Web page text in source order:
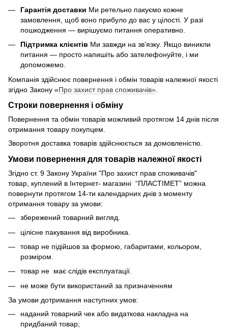
Гарантія доставки Ми ретельно пакуємо кожне
замовлення, щоб воно прибуло до вас у цілості. У разі
пошкодження — вирішуємо питання оперативно.
Підтримка клієнтів Ми завжди на зв’язку. Якщо виникли
питання — просто напишіть або зателефонуйте, і ми
допоможемо.
Компанія здійснює повернення і обмін товарів належної якості
згідно Закону «Про захист прав споживачів»
Строки повернення і обміну
Повернення та обмін товарів можливий протягом 14 днів після
отримання товару покупцем.
Зворотня доставка товарів здійснюється за домовленістю.
Умови повернення для товарів належної якості
Згідно ст. 9 Закону України "Про захист прав споживачів"
товар, куплений в Інтернет- магазині “ПЛАСТІМЕТ” можна
повернути протягом 14-ти календарних днів з моменту
отримання товару за умови:
збережений товарний вигляд.
цілісне пакування від виробника.
товар не підійшов за формою, габаритами, кольором,
розміром.
товар не має слідів експлуатації.
не може бути використаний за призначенням
За умови дотримання наступних умов:
наданий товарний чек або видаткова накладна на
придбаний товар;